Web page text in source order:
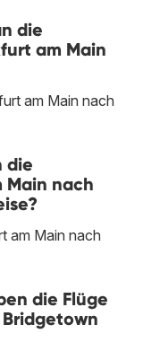
die
am Main
am Main nach
die
Main nach
am Main nach
die Flüge